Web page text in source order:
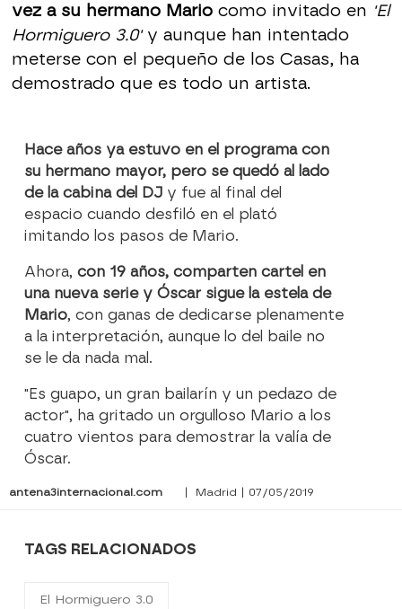
vez a su hermano Mariocomo invitado en 'El
Hormiguero 3.0' y aunque han intentado
meterse con el pequeño de los Casas, ha
demostrado que es todo un artista.
Hace años ya estuvo en el programa con
su hermano mayor, pero se quedó al lado
de la cabina del DJ y fue al final del
espacio cuando desfiló en el plató
imitando los pasos de Mario.
Ahora,con 19 años, comparten cartel en
una nueva serie y Óscar sigue la estela de
Mario, con ganas de dedicarse plenamente
a la interpretación, aunque lo del baile no
se le da nada mal.
"Es guapo, un gran bailarín y un pedazo de
actor", ha gritado un orgulloso Mario a los
cuatro vientos para demostrar la valía de
Óscar.
antena3internacional.com | Madrid | 07/05/2019
TAGS RELACIONADOS
El Hormiguero 3.0